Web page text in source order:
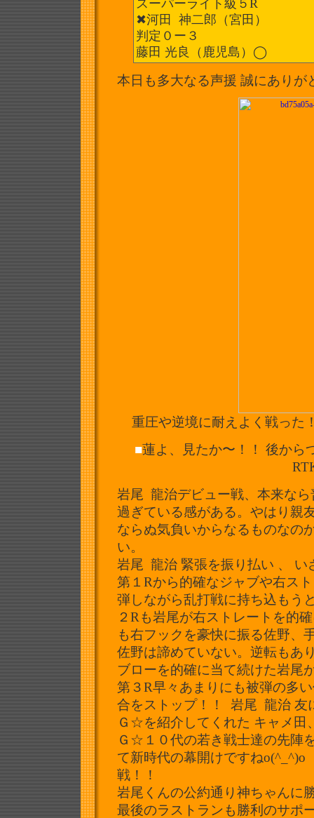
スーパーライト級５R
✖︎河田 神二郎（宮田）
判定０ー３
藤田 光良（鹿児島）◯
本日も多大なる声援 誠にありが
重圧や逆境に耐えよく戦った
■蓮よ、見たか〜！！ 後から
岩尾 龍治デビュー戦、本来な
過ぎている感がある。やはり親
ならぬ気負いからなるものなの
い。
岩尾 龍治 緊張を振り払い 、 い
第１Rから的確なジャブや右ス
弾しながら乱打戦に持ち込もう
２Rも岩尾が右ストレートを的
も右フックを豪快に振る佐野、
佐野は諦めていない。逆転もあ
ブローを的確に当て続けた岩尾
第３R早々あまりにも被弾の多
合をストップ！！ 岩尾 龍治 友
Ｇ☆を紹介してくれた キャメ
Ｇ☆１０代の若き戦士達の先陣
て新時代の幕開けですね
戦！！
岩尾くんの公約通り神ちゃんに
最後のラストランも勝利のサポ